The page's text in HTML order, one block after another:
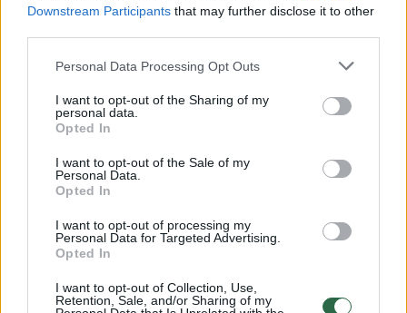
Downstream Participants that may further disclose it to other
Personal Data Processing Opt Outs
I want to opt-out of the Sharing of my
personal data.
Opted In
I want to opt-out of the Sale of my
Personal Data.
Opted In
I want to opt-out of processing my
Personal Data for Targeted Advertising.
Opted In
I want to opt-out of Collection, Use,
Retention, Sale, and/or Sharing of my
Savaitės vidurys nusimato karštas: temperatūra kils iki
32 laipsnių šilumos
Žinios | Orai
Nufilmavo, kaip patvino Vilniaus Vakarinis aplinkkelis:
Žinios | Lietuvos diena